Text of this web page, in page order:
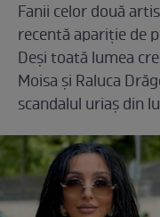
Fanii celor două
recentă apariție de
Deși toată lumea
Moisa și Raluca
scandalul uriaș din